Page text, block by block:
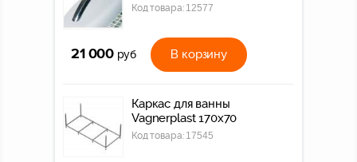
Код товара: 12577
21 000 руб В корзину
Каркас для ванны
Vagnerplast 170x70
Код товара: 17545